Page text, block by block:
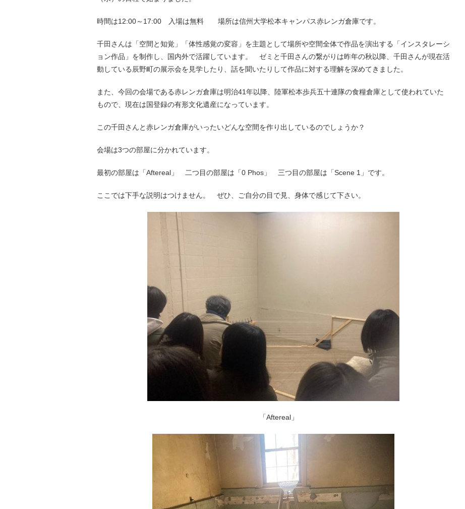
時間は12:00～17:00 入場は無料 場所は信州大学松本キャンパス赤レンガ倉庫です。
千田さんは「空間と知覚」「体性感覚の変容」を主題として場所や空間全体で作品を演出する「インスタレーシ
ョン作品」を制作し、国内外で活躍しています。 ゼミと千田さんの繋がりは昨年の秋以降、千田さんが現在活
動している辰野町の展示会を見学したり、話を聞いたりして作品に対する理解を深めてきました。
また、今回の会場である赤レンガ倉庫は明治41年以降、陸軍松本歩兵五十連隊の食糧倉庫として使われていた
もので、現在は国登録の有形文化遺産になっています。
この千田さんと赤レンガ倉庫がいったいどんな空間を作り出しているのでしょうか？
会場は3つの部屋に分かれています。
最初の部屋は「Aftereal」 二つ目の部屋は「0 Phos」 三つ目の部屋は「Scene 1」です。
ここでは下手な説明はつけません。 ぜひ、ご自分の目で見、身体で感じて下さい。
「Aftereal」